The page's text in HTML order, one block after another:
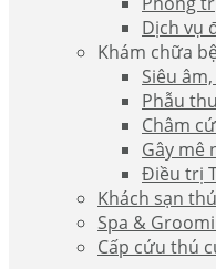
Dịch vụ
Khám chữa
Siêu
Phẫu
Châm
Gây mê
Điều trị
Khách sạn
Spa &
Cấp cứu thú